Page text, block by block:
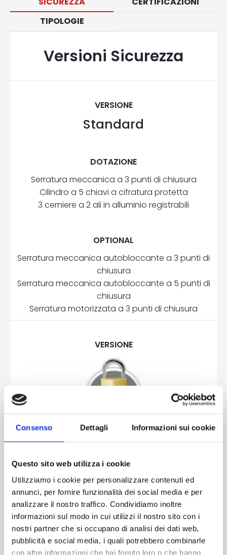
Consenso Dettagli Informazioni sui cookie
Questo sito web utilizza i cookie
Utilizziamo i cookie per personalizzare contenuti ed
annunci, per fornire funzionalità dei social media e per
analizzare il nostro traffico. Condividiamo inoltre
informazioni sul modo in cui utilizzi il nostro sito con i
nostri partner che si occupano di analisi dei dati web,
pubblicità e social media, i quali potrebbero combinarle
con altre informazioni che hai fornito loro o che hanno
TIPOLOGIE
Versioni Sicurezza
VERSIONE
Standard
DOTAZIONE
Serratura meccanica a 3 punti di chiusura
Cilindro a 5 chiavi a cifratura protetta
3 cerniere a 2 ali in alluminio registrabili
OPTIONAL
Serratura meccanica autobloccante a 3 punti di
chiusura
Serratura meccanica autobloccante a 5 punti di
chiusura
Serratura motorizzata a 3 punti di chiusura
VERSIONE
Cilindro a 5 chiavi a cifratura protetta certifcato
antieffrazione
3 cerniere a 2 ali in alluminio registrabili
2 rostri su lato cerniere
Piatti di rinforzo in acciaio nel telaio